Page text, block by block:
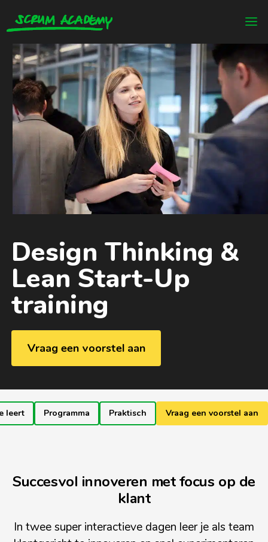
Design Thinking &
Lean Start-Up
training
Vraag een voorstel aan
leert Programma Praktisch Vraag een voorstel aan
Succesvol innoveren met focus op de
klant
In twee super interactieve dagen leer je als team